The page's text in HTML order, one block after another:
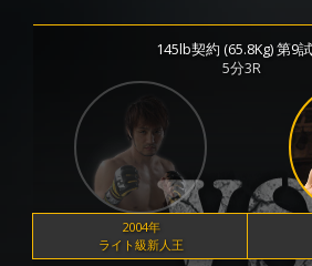
145lb契約 (65.8Kg) 第9
5分3R
2004年
ライト級新人王